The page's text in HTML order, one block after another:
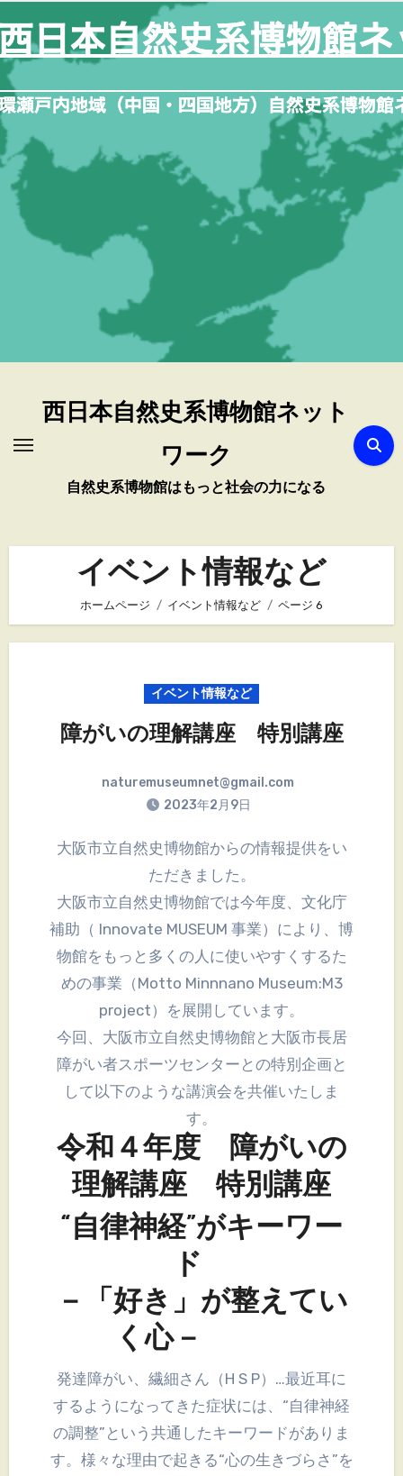
容
を
ス
キ
ッ
プ
西日本自然史系博物館ネット
ワーク
自然史系博物館はもっと社会の力になる
イベント情報など
ホームページ イベント情報など ページ 6
イベント情報など
障がいの理解講座 特別講座
naturemuseumnet@gmail.com
2023年2月9日
大阪市立自然史博物館からの情報提供をい
ただきました。
大阪市立自然史博物館では今年度、文化庁
補助（ Innovate MUSEUM 事業）により、博
物館をもっと多くの人に使いやすくするた
めの事業（Motto Minnnano Museum:M3
project）を展開しています。
今回、大阪市立自然史博物館と大阪市長居
障がい者スポーツセンターとの特別企画と
して以下のような講演会を共催いたしま
す。
令和４年度 障がいの
理解講座 特別講座
“自律神経”がキーワー
ド
－「好き」が整えてい
く心－
発達障がい、繊細さん（H S P）…最近耳に
するようになってきた症状には、“自律神経
の調整”という共通したキーワードがありま
す。様々な理由で起きる“心の生きづらさ”を